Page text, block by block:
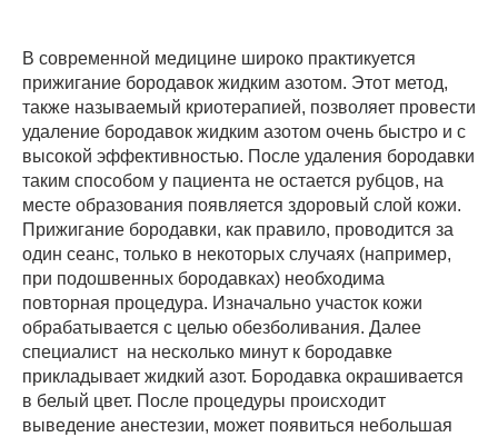
В современной медицине широко практикуется
прижигание бородавок жидким азотом. Этот метод,
также называемый криотерапией, позволяет провести
удаление бородавок жидким азотом очень быстро и с
высокой эффективностью. После удаления бородавки
таким способом у пациента не остается рубцов, на
месте образования появляется здоровый слой кожи.
Прижигание бородавки, как правило, проводится за
один сеанс, только в некоторых случаях (например,
при подошвенных бородавках) необходима
повторная процедура. Изначально участок кожи
обрабатывается с целью обезболивания. Далее
специалист на несколько минут к бородавке
прикладывает жидкий азот. Бородавка окрашивается
в белый цвет. После процедуры происходит
выведение анестезии, может появиться небольшая